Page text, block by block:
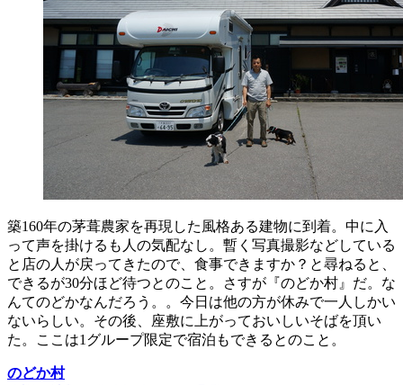
築160年の茅葺農家を再現した風格ある建物に到着。中に入
って声を掛けるも人の気配なし。暫く写真撮影などしている
と店の人が戻ってきたので、食事できますか？と尋ねると、
できるが30分ほど待つとのこと。さすが『のどか村』だ。な
んてのどかなんだろう。。今日は他の方が休みで一人しかい
ないらしい。その後、座敷に上がっておいしいそばを頂い
た。ここは1グループ限定で宿泊もできるとのこと。
のどか村